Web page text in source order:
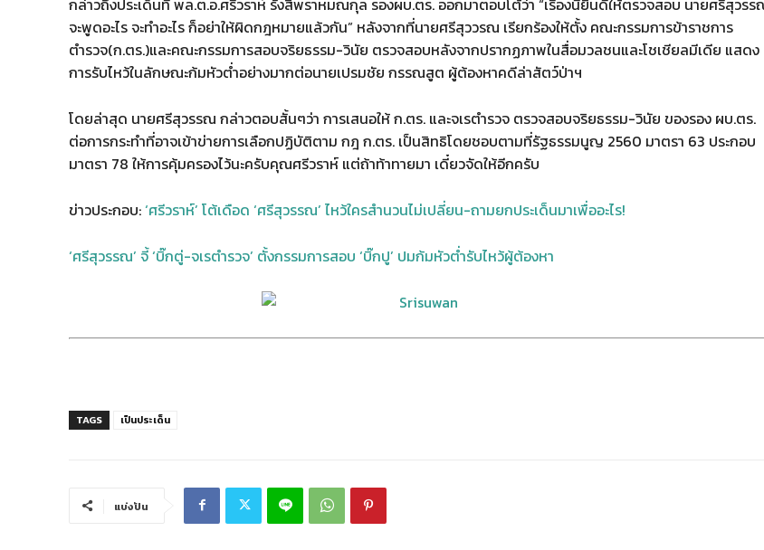
กล่าวถึงประเด็นที่ พล.ต.อ.ศรีวราห์ รังสิพราหมณกุล รองผบ.ตร. ออกมาตอบโต้ว่า “เรื่องนี้ยินดีให้ตรวจสอบ นายศรีสุวร
จะพูดอะไร จะทำอะไร ก็อย่าให้ผิดกฎหมายแล้วกัน” หลังจากที่นายศรีสุววรณ เรียกร้องให้ตั้ง คณะกรรมการข้าราชการ
ตำรวจ(ก.ตร.)และคณะกรรมการสอบจริยธรรม-วินัย ตรวจสอบหลังจากปรากฏภาพในสื่อมวลชนและโชเชียลมีเดีย แสดง
การรับไหว้ในลักษณะก้มหัวต่ำอย่างมากต่อนายเปรมชัย กรรณสูต ผู้ต้องหาคดีล่าสัตว์ป่าฯ
โดยล่าสุด นายศรีสุวรรณ กล่าวตอบสั้นๆว่า การเสนอให้ ก.ตร. และจเรตำรวจ ตรวจสอบจริยธรรม-วินัย ของรอง ผบ.ตร.
ต่อการกระทำที่อาจเข้าข่ายการเลือกปฏิบัติตาม กฎ ก.ตร. เป็นสิทธิโดยชอบตามที่รัฐธรรมนูญ 2560 มาตรา 63 ประกอบ
มาตรา 78 ให้การคุ้มครองไว้นะครับคุณศรีวราห์ แต่ถ้าท้าทายมา เดี๋ยวจัดให้อีกครับ
ข่าวประกอบ:‘ศรีวราห์’ โต้เดือด ‘ศรีสุวรรณ’ ไหว้ใครสำนวนไม่เปลี่ยน-ถามยกประเด็นมาเพื่ออะไร!
‘ศรีสุวรรณ’ จี้ ‘บิ๊กตู่-จเรตำรวจ’ ตั้งกรรมการสอบ ‘บิ๊กปู’ ปมก้มหัวต่ำรับไหว้ผู้ต้องหา
TAGS เป็นประเด็น
แบ่งปัน